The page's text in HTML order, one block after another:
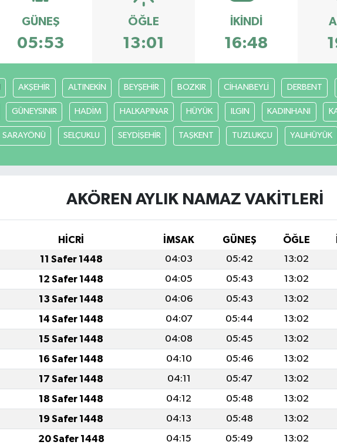
GÜNEŞ
05:53
ÖĞLE
13:01
İKINDI
16:48
AKŞEHİR ALTINEKİN BEYŞEHİR BOZKIR CİHANBEYLİ DERBENT
GÜNEYSINIR HADİM HALKAPINAR HÜYÜK ILGIN KADINHANI
SARAYÖNÜ SELÇUKLU SEYDİŞEHİR TAŞKENT TUZLUKÇU YALIHÜYÜK
AKÖREN AYLIK NAMAZ VAKITLERI
HİCRİ İMSAK GÜNEŞ ÖĞLE
11 Safer 1448 04:03 05:42 13:02
12 Safer 1448 04:05 05:43 13:02
13 Safer 1448 04:06 05:43 13:02
14 Safer 1448 04:07 05:44 13:02
15 Safer 1448 04:08 05:45 13:02
16 Safer 1448 04:10 05:46 13:02
17 Safer 1448 04:11 05:47 13:02
18 Safer 1448 04:12 05:48 13:02
19 Safer 1448 04:13 05:48 13:02
20 Safer 1448 04:15 05:49 13:02